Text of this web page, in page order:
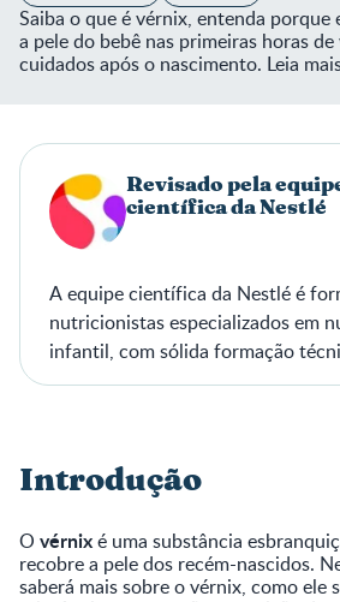
Saiba o que é vérnix, entenda porque
a pele do bebê nas primeiras horas
cuidados após o nascimento. Leia
Revisado pela
científica da Nestlé
A equipe científica da Nestlé é
nutricionistas especializados em
infantil, com sólida formação
experiência em prática clínica.
Introdução
O vérnixé uma substância
recobre a pele dos recém-nascidos.
saberá mais sobre o vérnix, como ele